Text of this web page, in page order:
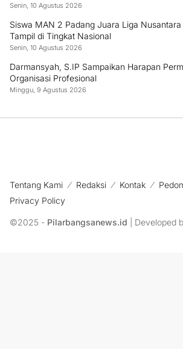
Senin, 10 Agustus 2026
Siswa MAN 2 Padang Juara Liga Nusantara
Tampil di Tingkat Nasional
Senin, 10 Agustus 2026
Darmansyah, S.IP Sampaikan Harapan
Organisasi Profesional
Minggu, 9 Agustus 2026
Tentang Kami Redaksi Kontak
Privacy Policy
©2025 - Pilarbangsanews.id | Developed